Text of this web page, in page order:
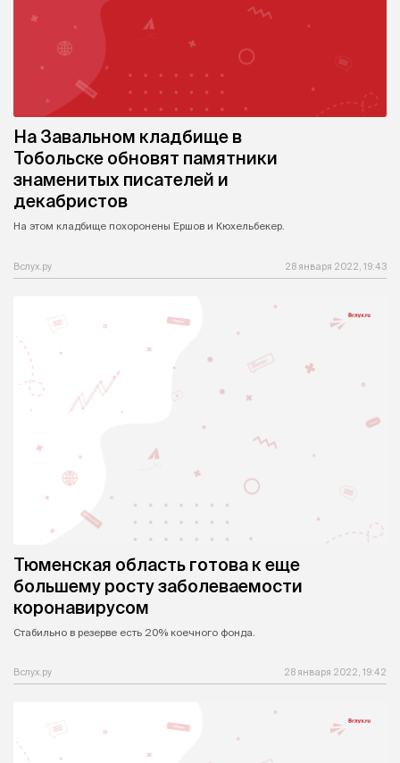
На Завальном кладбище в
Тобольске обновят памятники
знаменитых писателей и
декабристов
На этом кладбище похоронены Ершов и Кюхельбекер.
Вслух.ру 28 января 2022, 19:43
Тюменская область готова к еще
большему росту заболеваемости
коронавирусом
Стабильно в резерве есть 20% коечного фонда.
Вслух.ру 28 января 2022, 19:42